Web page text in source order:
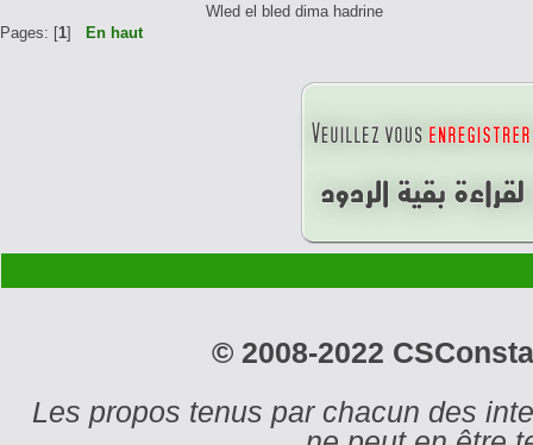
Wled el bled dima hadrine
Pages: [1] En haut
© 2008-2022
Les propos tenus par chacun des